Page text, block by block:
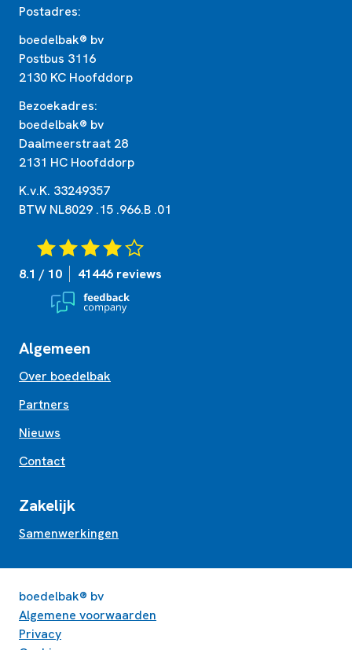
Postadres:
boedelbak® bv
Postbus 3116
2130 KC Hoofddorp
Bezoekadres:
boedelbak® bv
Daalmeerstraat 28
2131 HC Hoofddorp
K.v.K. 33249357
BTW NL8029 .15 .966.B .01
8.1 / 10 41446 reviews
Algemeen
Over boedelbak
Partners
Nieuws
Contact
Zakelijk
Samenwerkingen
boedelbak® bv
Algemene voorwaarden
Privacy